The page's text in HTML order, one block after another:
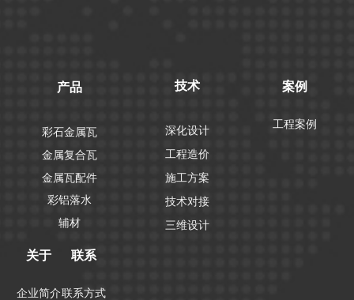
技术
深化设计
工程造价
施工方案
技术对接
三维设计
案例
工程案例
关于
企业简介
联系
联系方式
产品
彩石金属瓦
金属复合瓦
金属瓦配件
彩铝落水
辅材